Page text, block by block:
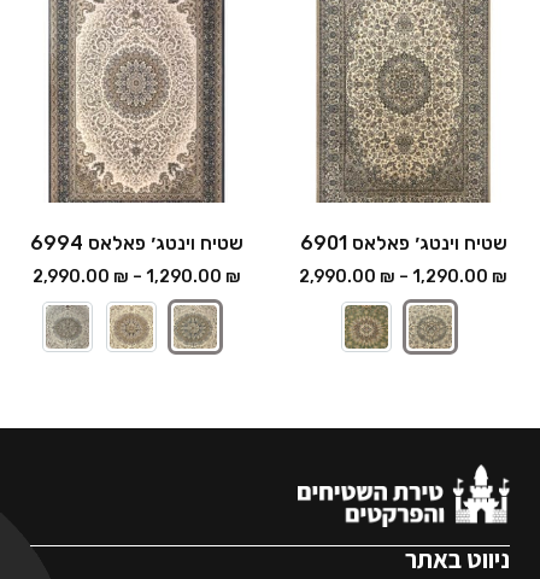
שטיח וינטג׳ פאלאס 6901
1,290.00 ₪
–
2,990.00 ₪
שטיח וינטג׳ פאלאס 6994
1,290.00 ₪
–
2,990.00 ₪
ניווט באתר